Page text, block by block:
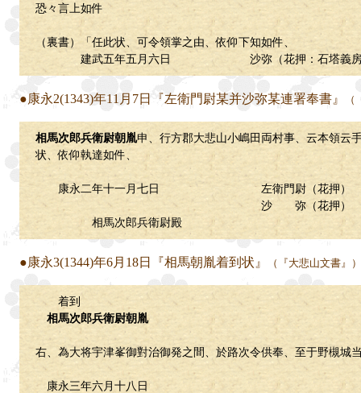
恐々言上如件
（裏書）「任此状、可令領掌之由、依仰下知如件、
建武五年五月六日 沙弥（花押：石塔義房
●康永2(1343)年11月7日『左衛門尉某并沙弥某連署奉書』
相馬次郎兵衛尉朝胤申、行方郡大悲山小嶋田両村事、云本領云
状、依仰執達如件、
康永二年十一月七日 左衛門尉（花押）
沙 弥（花押）
相馬次郎兵衛尉殿
●康永3(1344)年6月18日『相馬朝胤着到状』 （『大悲山文書』）
着到
相馬次郎兵衛尉朝胤
右、為大将宇津峯御對治御発之間、於路次令供奉、至于野槻城
康永三年六月十八日